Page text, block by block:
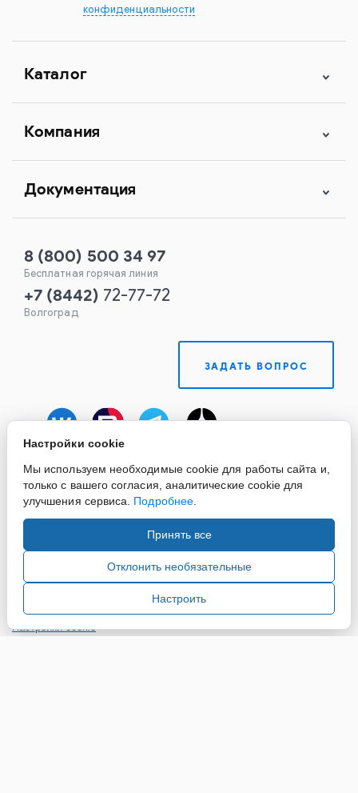
конфиденциальности
Каталог
Компания
Документация
8 (800) 500 34 97
Бесплатная горячая линия
+7 (8442) 72-77-72
Волгоград
ЗАДАТЬ ВОПРОС
Copyright ©2015-2026. Завод Econex. Производство
информации и материалов сайта, ссылка на источник
обязательна.
Настройки cookie
Настройки cookie
Мы используем необходимые cookie для работы сайта и,
только с вашего согласия, аналитические cookie для
улучшения сервиса. Подробнее.
Принять все
Отклонить необязательные
Настроить